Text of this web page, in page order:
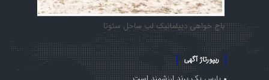
باج خواهی دیپلماتیک لب ساحل سئوتا
ریپورتاژ آگهی